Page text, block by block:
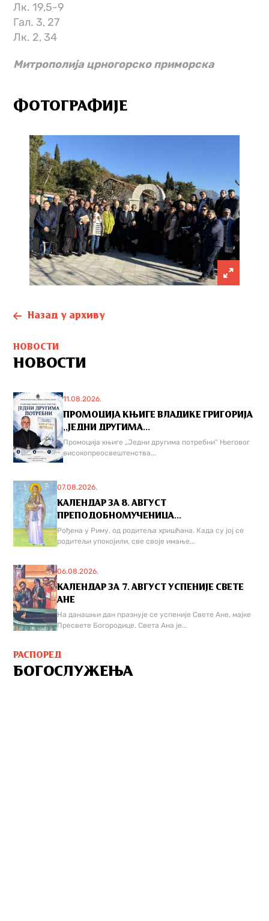
Лк. 19,5-9
Гал. 3, 27
Лк. 2, 34
Митрополија црногорско приморска
ФОТОГРАФИЈЕ
Назад у архиву
НОВОСТИ
НОВОСТИ
11.08.2026.
ПРОМОЦИЈА КЊИГЕ ВЛАДИКЕ ГРИГОРИЈА
,,ЈЕДНИ ДРУГИМА...
Промоција књиге „Једни другима потребни“ Његовог
високопреосвештенства...
07.08.2026.
КАЛЕНДАР ЗА 8. АВГУСТ
ПРЕПОДОБНОМУЧЕНИЦА...
Рођена у Риму, од родитеља хришћана. Када су јој се
родитељи упокојили, све своје имање...
06.08.2026.
КАЛЕНДАР ЗА 7. АВГУСТ УСПЕНИЈЕ СВЕТЕ
АНЕ
На данашњи дан празнује се успеније Свете Ане, мајке
Пресвете Богородице. Света Ана је...
РАСПОРЕД
БОГОСЛУЖЕЊА